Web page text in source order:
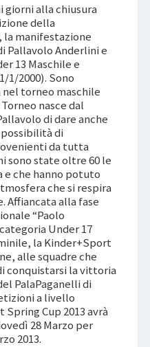
giorni alla chiusura
della
la manifestazione
Pallavolo Anderlini e
13 Maschile e
1/2000). Sono
torneo maschile
nasce dal
di dare anche
di
da tutta
sono state oltre 60 le
e che hanno potuto
che si respira
Affiancata alla fase
“Paolo
Under 17
la Kinder+Sport
alle squadre che
conquistarsi la vittoria
PalaPaganelli di
a livello
Cup 2013 avrà
28 Marzo per
2013.